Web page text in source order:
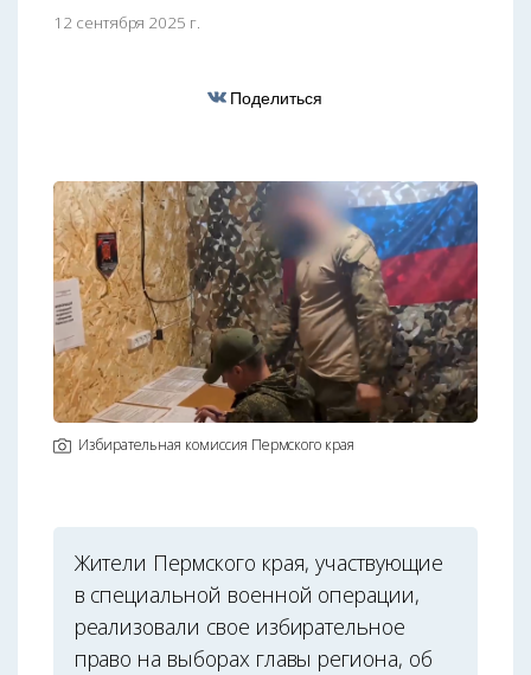
12 сентября 2025 г.
Поделиться
Избирательная комиссия Пермского края
Жители Пермского края, участвующие
в специальной военной операции,
реализовали свое избирательное
право на выборах главы региона, об